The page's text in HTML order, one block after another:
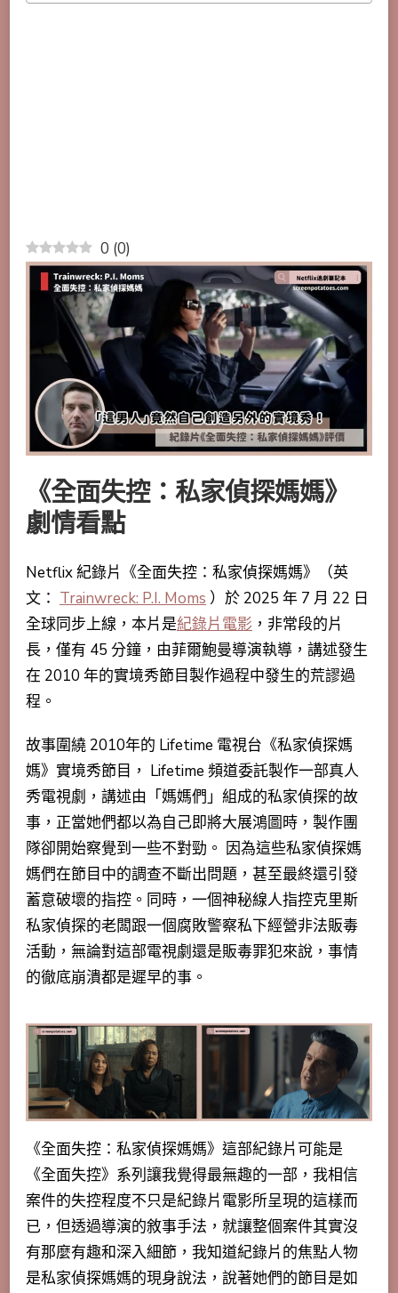
0 (0)
《全面失控：私家偵探媽媽》
劇情看點
Netflix 紀錄片《全面失控：私家偵探媽媽》（英
文： Trainwreck: P.I. Moms ）於 2025 年 7 月 22 日
全球同步上線，本片是紀錄片電影 ，非常段的片
長，僅有 45 分鐘，由菲爾鮑曼導演執導，講述發生
在 2010 年的實境秀節目製作過程中發生的荒謬過
程。
故事圍繞 2010年的 Lifetime 電視台《私家偵探媽
媽》實境秀節目， Lifetime 頻道委託製作一部真人
秀電視劇，講述由「媽媽們」組成的私家偵探的故
事，正當她們都以為自己即將大展鴻圖時，製作團
隊卻開始察覺到一些不對勁。 因為這些私家偵探媽
媽們在節目中的調查不斷出問題，甚至最終還引發
蓄意破壞的指控。同時，一個神秘線人指控克里斯
私家偵探的老闆跟一個腐敗警察私下經營非法販毒
活動，無論對這部電視劇還是販毒罪犯來說，事情
的徹底崩潰都是遲早的事。
《全面失控：私家偵探媽媽》這部紀錄片可能是
《全面失控》系列讓我覺得最無趣的一部，我相信
案件的失控程度不只是紀錄片電影所呈現的這樣而
已，但透過導演的敘事手法，就讓整個案件其實沒
有那麼有趣和深入細節，我知道紀錄片的焦點人物
是私家偵探媽媽的現身說法，說著她們的節目是如